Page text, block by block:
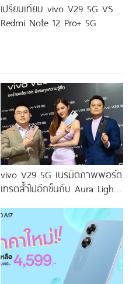
เปรียบเทียบ vivo V29 5G VS
Redmi Note 12 Pro+ 5G
vivo V29 5G เนรมิตภาพพอร์ต
เทรตล้ำไปอีกขั้นกับ Aura Light
โดดเด่นด้วยสุนทรียศาสตร์แห่ง